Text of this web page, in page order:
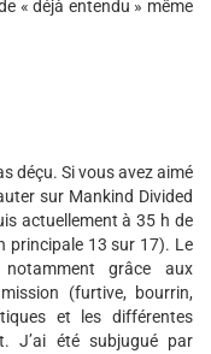
« déjà entendu » même
déçu. Si vous avez aimé
sur Mankind Divided
actuellement à 35 h de
principale 13 sur 17). Le
grâce aux
(furtive, bourrin,
et les différentes
J’ai été subjugué par